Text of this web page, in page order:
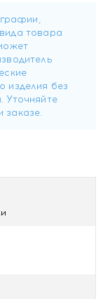
следов,
сразу после
на кожу рук